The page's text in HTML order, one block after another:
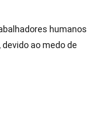
humanos
ao medo de